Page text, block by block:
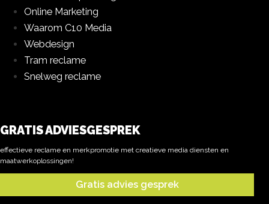
Online Marketing
Waarom C10 Media
Webdesign
Tram reclame
Snelweg reclame
GRATIS ADVIESGESPREK
effectieve reclame en merkpromotie met creatieve media diensten en
maatwerkoplossingen!
Gratis advies gesprek